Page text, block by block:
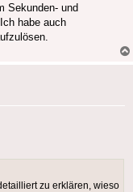
Sekunden- und
habe auch
zu erklären, wieso